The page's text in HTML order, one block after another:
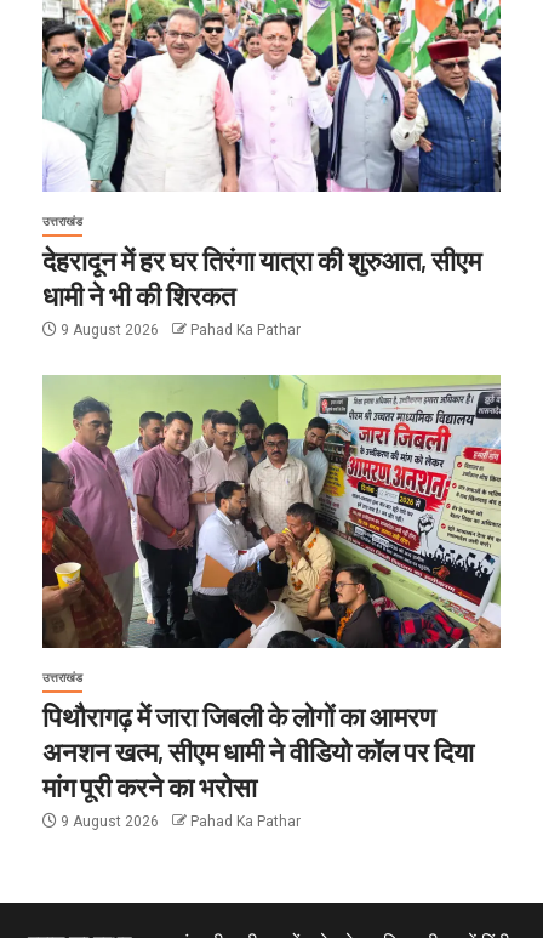
उत्तराखंड
देहरादून में हर घर तिरंगा यात्रा की शुरुआत, सीएम
धामी ने भी की शिरकत
9 August 2026 Pahad Ka Pathar
उत्तराखंड
पिथौरागढ़ में जारा जिबली के लोगों का आमरण
अनशन खत्म, सीएम धामी ने वीडियो कॉल पर दिया
मांग पूरी करने का भरोसा
9 August 2026 Pahad Ka Pathar